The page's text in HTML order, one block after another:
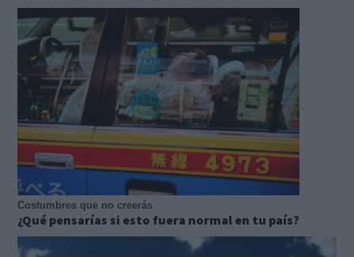
Costumbres que no creerás
¿Qué pensarías si esto fuera normal en tu país?